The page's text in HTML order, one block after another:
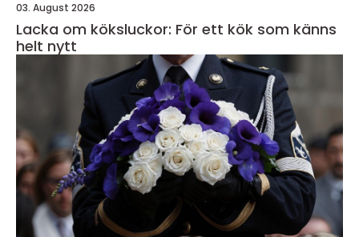
03. August 2026
Lacka om köksluckor: För ett kök som känns
helt nytt